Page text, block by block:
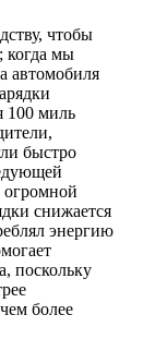
чтобы
когда мы
автомобиля
100 миль
быстро
огромной
снижается
энергию
поскольку
более